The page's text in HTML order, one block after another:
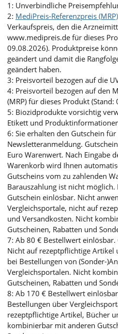
1: Unverbindliche
2: MediPreis-Referenzpreis (MRP)
Verkaufspreis, den die
www.medipreis.de für dieses
09.08.2026). Produktpreise
geändert und damit die
geändert haben.
3: Preisvorteil bezogen auf die
4: Preisvorteil bezogen auf den
(MRP) für dieses Produkt (Stand:
5: Biozidprodukte vorsichtig
Etikett und
6: Sie erhalten den Gutschein
Newsletteranmeldung.
Euro Warenwert. Nach Eingabe
Warenkorb wird Ihnen
Gutscheins vom zu zahlenden
Barauszahlung ist nicht möglich.
Gutschein einlösbar. Nicht
Vergleichsportale, nicht auf
und Versandkosten. Nicht
Gutscheinen, Rabatten und
7: Ab 80 € Bestellwert
Nicht auf rezeptpflichtige Artikel
bei Bestellungen von (Sonder-
Vergleichsportalen. Nicht
Gutscheinen, Rabatten und
8: Ab 170 € Bestellwert
Bestellungen über
rezeptpflichtige Artikel, Bücher
kombinierbar mit anderen